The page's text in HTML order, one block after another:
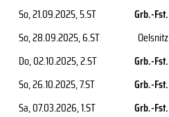
So, 21.09.2025, 5.ST Grb.-Fst.
So, 28.09.2025, 6.ST Oelsnitz
Do, 02.10.2025, 2.ST Grb.-Fst.
So, 26.10.2025, 7.ST Grb.-Fst.
Sa, 07.03.2026, 1.ST Grb.-Fst.